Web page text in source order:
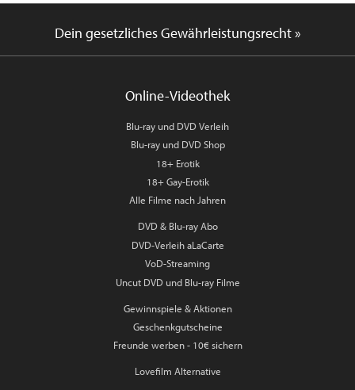
Dein gesetzliches Gewährleistungsrecht »
Online-Videothek
Blu-ray und DVD Verleih
Blu-ray und DVD Shop
18+ Erotik
18+ Gay-Erotik
Alle Filme nach Jahren
DVD & Blu-ray Abo
DVD-Verleih aLaCarte
VoD-Streaming
Uncut DVD und Blu-ray Filme
Gewinnspiele & Aktionen
Geschenkgutscheine
Freunde werben - 10€ sichern
Lovefilm Alternative